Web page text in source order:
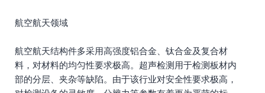
航空航天领域
航空航天结构件多采用高强度铝合金、钛合金及复合材
料，对材料的均匀性要求极高。超声检测用于检测板材内
部的分层、夹杂等缺陷。由于该行业对安全性要求极高，